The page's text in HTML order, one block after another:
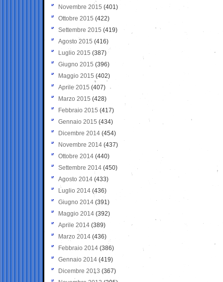
Novembre 2015 (401)
Ottobre 2015 (422)
Settembre 2015 (419)
Agosto 2015 (416)
Luglio 2015 (387)
Giugno 2015 (396)
Maggio 2015 (402)
Aprile 2015 (407)
Marzo 2015 (428)
Febbraio 2015 (417)
Gennaio 2015 (434)
Dicembre 2014 (454)
Novembre 2014 (437)
Ottobre 2014 (440)
Settembre 2014 (450)
Agosto 2014 (433)
Luglio 2014 (436)
Giugno 2014 (391)
Maggio 2014 (392)
Aprile 2014 (389)
Marzo 2014 (436)
Febbraio 2014 (386)
Gennaio 2014 (419)
Dicembre 2013 (367)